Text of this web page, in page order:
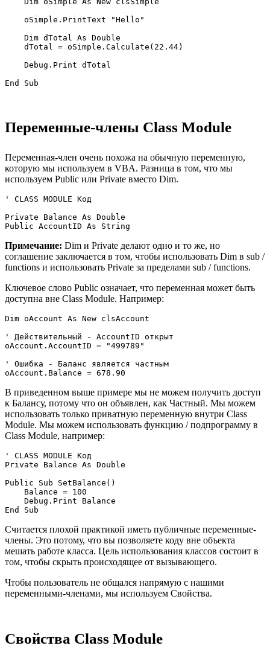
    oSimple.PrintText "Hello"
    Dim dTotal As Double
    dTotal = oSimple.Calculate(22.44)
    Debug.Print dTotal
Переменные-члены Class Module
Переменная-член очень похожа на обычную переменную,
которую мы используем в VBA. Разница в том, что мы
используем Public или Private вместо Dim.
' CLASS MODULE Код
Private Balance As Double
Примечание: Dim и Private делают одно и то же, но
соглашение заключается в том, чтобы использовать Dim в sub /
functions и использовать Private за пределами sub / functions.
Ключевое слово Public означает, что переменная может быть
доступна вне Class Module. Например:
Dim oAccount As New clsAccount
' Действительный - AccountID открыт
oAccount.AccountID = "499789"
' Ошибка - Баланс является частным
В приведенном выше примере мы не можем получить доступ
к Балансу, потому что он объявлен, как Частный. Мы можем
использовать только приватную переменную внутри Class
Module. Мы можем использовать функцию / подпрограмму в
Class Module, например:
' CLASS MODULE Код
Private Balance As Double
Public Sub SetBalance()
    Balance = 100
    Debug.Print Balance
Считается плохой практикой иметь публичные переменные-
члены. Это потому, что вы позволяете коду вне объекта
мешать работе класса. Цель использования классов состоит в
том, чтобы скрыть происходящее от вызывающего.
Чтобы пользователь не общался напрямую с нашими
переменными-членами, мы используем Свойства.
Свойства Class Module